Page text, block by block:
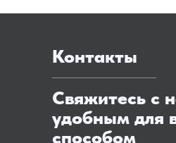
Контакты
Свяжитесь с
удобным для
способом